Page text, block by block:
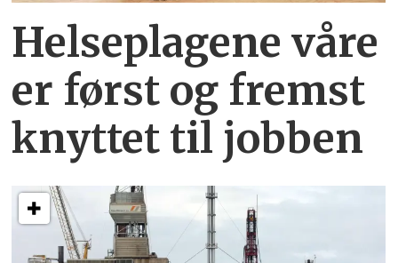
Helseplagene våre
er først og fremst
knyttet til jobben